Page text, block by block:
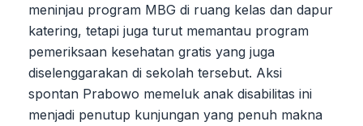
meninjau program MBG di ruang kelas dan dapur
katering, tetapi juga turut memantau program
pemeriksaan kesehatan gratis yang juga
diselenggarakan di sekolah tersebut. Aksi
spontan Prabowo memeluk anak disabilitas ini
menjadi penutup kunjungan yang penuh makna